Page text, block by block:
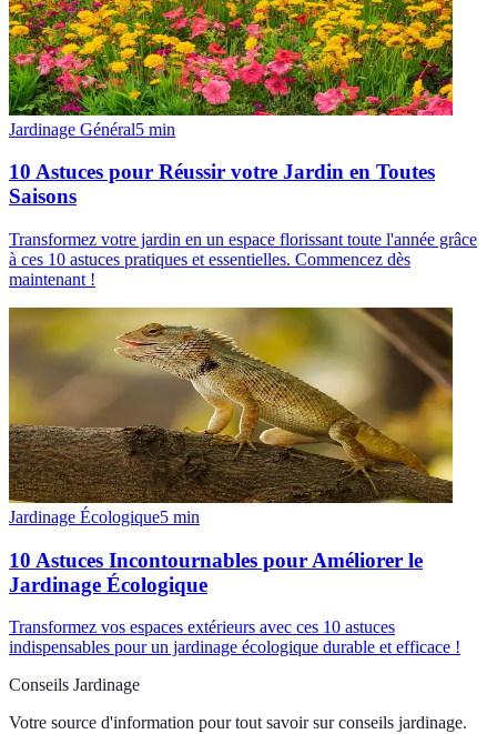
Jardinage Général5 min
10 Astuces pour Réussir votre Jardin en Toutes
Saisons
Transformez votre jardin en un espace florissant toute l'année grâce
à ces 10 astuces pratiques et essentielles. Commencez dès
maintenant !
Jardinage Écologique5 min
10 Astuces Incontournables pour Améliorer le
Jardinage Écologique
Transformez vos espaces extérieurs avec ces 10 astuces
indispensables pour un jardinage écologique durable et efficace !
Conseils Jardinage
Votre source d'information pour tout savoir sur conseils jardinage.